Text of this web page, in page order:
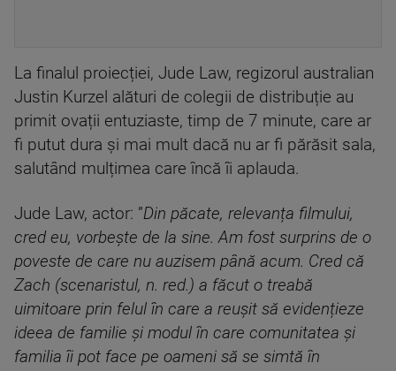
La finalul proiecției, Jude Law, regizorul australian
Justin Kurzel alături de colegii de distribuție au
primit ovații entuziaste, timp de 7 minute, care ar
fi putut dura și mai mult dacă nu ar fi părăsit sala,
salutând mulțimea care încă îi aplauda.
Jude Law, actor: ”Din păcate, relevanța filmului,
cred eu, vorbește de la sine. Am fost surprins de o
poveste de care nu auzisem până acum. Cred că
Zach (scenaristul, n. red.) a făcut o treabă
uimitoare prin felul în care a reușit să evidențieze
ideea de familie și modul în care comunitatea și
familia îi pot face pe oameni să se simtă în